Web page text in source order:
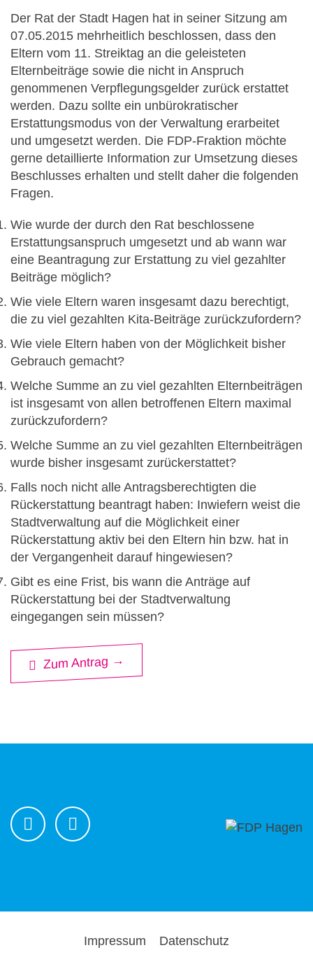
Der Rat der Stadt Hagen hat in seiner Sitzung am
07.05.2015 mehrheitlich beschlossen, dass den
Eltern vom 11. Streiktag an die geleisteten
Elternbeiträge sowie die nicht in Anspruch
genommenen Verpflegungsgelder zurück erstattet
werden. Dazu sollte ein unbürokratischer
Erstattungsmodus von der Verwaltung erarbeitet
und umgesetzt werden. Die FDP-Fraktion möchte
gerne detaillierte Information zur Umsetzung dieses
Beschlusses erhalten und stellt daher die folgenden
Fragen.
Wie wurde der durch den Rat beschlossene
Erstattungsanspruch umgesetzt und ab wann war
eine Beantragung zur Erstattung zu viel gezahlter
Beiträge möglich?
Wie viele Eltern waren insgesamt dazu berechtigt,
die zu viel gezahlten Kita-Beiträge zurückzufordern?
Wie viele Eltern haben von der Möglichkeit bisher
Gebrauch gemacht?
Welche Summe an zu viel gezahlten Elternbeiträgen
ist insgesamt von allen betroffenen Eltern maximal
zurückzufordern?
Welche Summe an zu viel gezahlten Elternbeiträgen
wurde bisher insgesamt zurückerstattet?
Falls noch nicht alle Antragsberechtigten die
Rückerstattung beantragt haben: Inwiefern weist die
Stadtverwaltung auf die Möglichkeit einer
Rückerstattung aktiv bei den Eltern hin bzw. hat in
der Vergangenheit darauf hingewiesen?
Gibt es eine Frist, bis wann die Anträge auf
Rückerstattung bei der Stadtverwaltung
eingegangen sein müssen?
Zum Antrag →
Impressum Datenschutz